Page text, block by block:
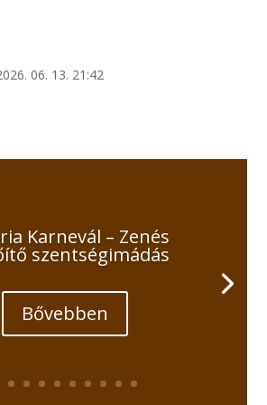
06. 13. 21:42
Karnevál – Zenés
szentségimádás
Bővebben